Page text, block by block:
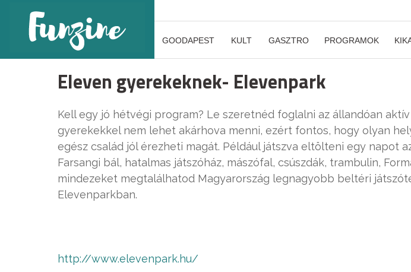
GOODAPEST KULT GASZTRO PROGRAMOK
Eleven gyerekeknek- Elevenpark
Kell egy jó hétvégi program? Le szeretnéd foglalni az állandóan
gyerekekkel nem lehet akárhova menni, ezért fontos, hogy olyan
egész család jól érezheti magát. Például játszva eltölteni egy napot
Farsangi bál, hatalmas játszóház, mászófal, csúszdák, trambulin,
mindezeket megtalálhatod Magyarország legnagyobb beltéri
Elevenparkban.
http://www.elevenpark.hu/